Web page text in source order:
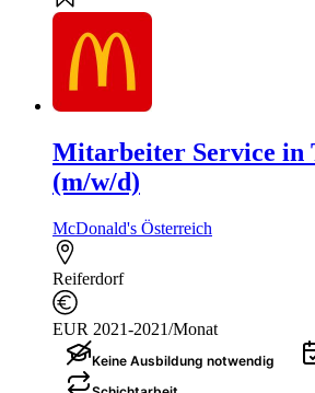
Mitarbeiter Service in
(m/w/d)
McDonald's Österreich
Reiferdorf
EUR 2021-2021/Monat
Keine Ausbildung notwendig